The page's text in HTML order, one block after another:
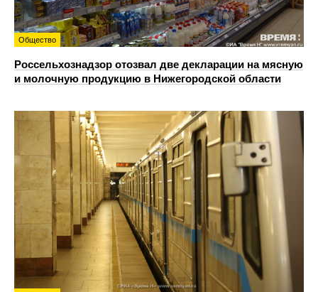
Общество
Россельхознадзор отозвал две декларации на мясную
и молочную продукцию в Нижегородской области